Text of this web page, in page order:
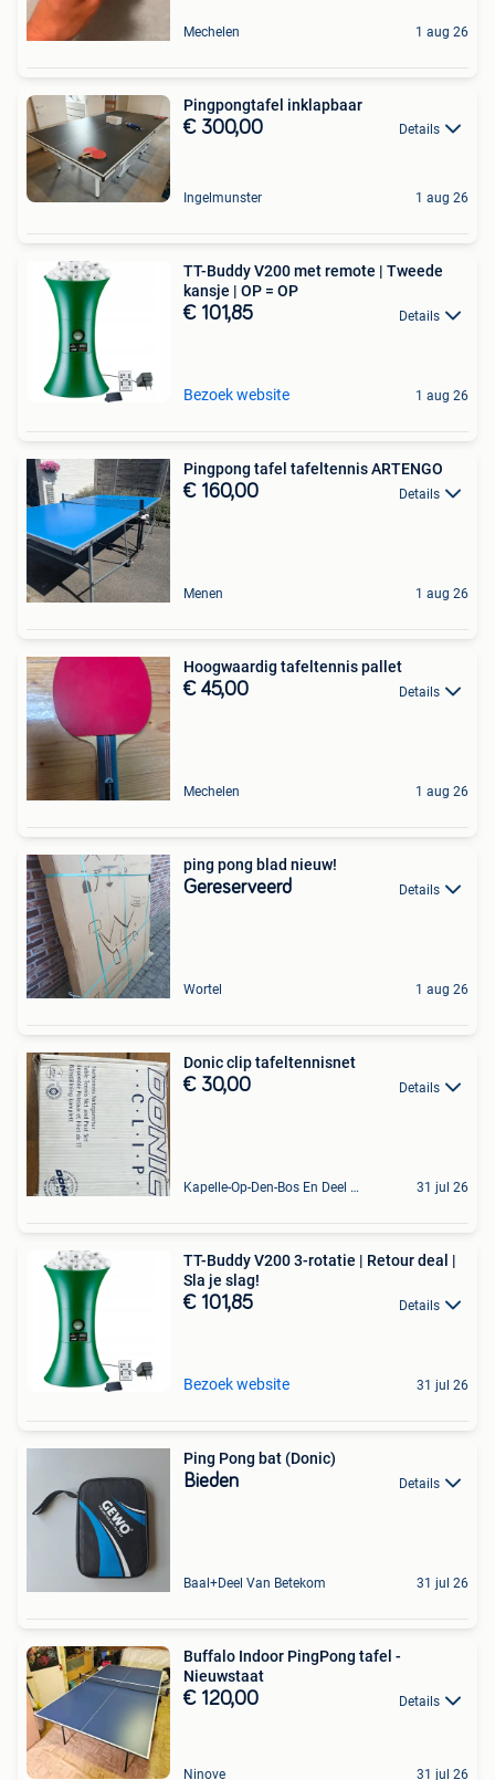
Mechelen 1 aug 26
Pingpongtafel inklapbaar
€ 300,00 Details
Ingelmunster 1 aug 26
TT-Buddy V200 met remote | Tweede
kansje | OP = OP
€ 101,85 Details
Bezoek website 1 aug 26
Pingpong tafel tafeltennis ARTENGO
€ 160,00 Details
Menen 1 aug 26
Hoogwaardig tafeltennis pallet
€ 45,00 Details
Mechelen 1 aug 26
ping pong blad nieuw!
Gereserveerd Details
Wortel 1 aug 26
Donic clip tafeltennisnet
€ 30,00 Details
Kapelle-Op-Den-Bos En Deel Van Zemst 31 jul 26
TT-Buddy V200 3-rotatie | Retour deal |
Sla je slag!
€ 101,85 Details
Bezoek website 31 jul 26
Ping Pong bat (Donic)
Bieden Details
Baal+Deel Van Betekom 31 jul 26
Buffalo Indoor PingPong tafel -
Nieuwstaat
€ 120,00 Details
Ninove 31 jul 26